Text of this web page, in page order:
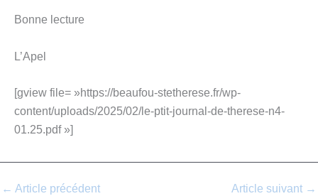
Bonne lecture
L’Apel
[gview file= »https://beaufou-stetherese.fr/wp-
content/uploads/2025/02/le-ptit-journal-de-therese-n4-
01.25.pdf »]
← Article précédent Article suivant →